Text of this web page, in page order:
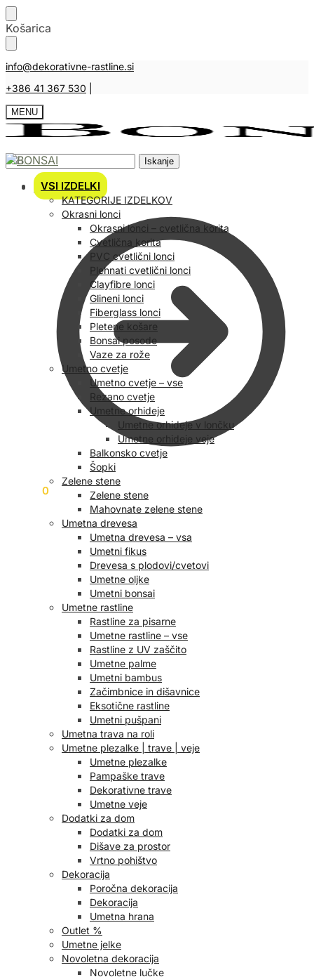
Košarica
info@dekorativne-rastline.si
+386 41 367 530
MENU
Iskanje
Košarica
0
VSI IZDELKI
KATEGORIJE IZDELKOV
Okrasni lonci
Okrasni lonci – cvetlična korita
Cvetlična korita
PVC cvetlični lonci
Plehnati cvetlični lonci
Clayfibre lonci
Glineni lonci
Fiberglass lonci
Pletene košare
Bonsai posode
Vaze za rože
Umetno cvetje
Umetno cvetje – vse
Rezano cvetje
Umetne orhideje
Umetne orhideje v lončku
Umetne orhideje veje
Balkonsko cvetje
Šopki
Zelene stene
Zelene stene
Mahovnate zelene stene
Umetna drevesa
Umetna drevesa – vsa
Umetni fikus
Drevesa s plodovi/cvetovi
Umetne oljke
Umetni bonsai
Umetne rastline
Rastline za pisarne
Umetne rastline – vse
Rastline z UV zaščito
Umetne palme
Umetni bambus
Začimbnice in dišavnice
Eksotične rastline
Umetni pušpani
Umetna trava na roli
Umetne plezalke | trave | veje
Umetne plezalke
Pampaške trave
Dekorativne trave
Umetne veje
Dodatki za dom
Dodatki za dom
Dišave za prostor
Vrtno pohištvo
Dekoracija
Poročna dekoracija
Dekoracija
Umetna hrana
Outlet %
Umetne jelke
Novoletna dekoracija
Novoletne lučke